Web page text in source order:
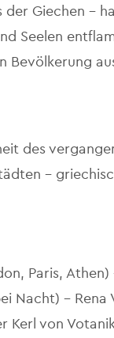
der Giechen –
Seelen
des
–
Paris,
Nacht) - Rena
Kerl von